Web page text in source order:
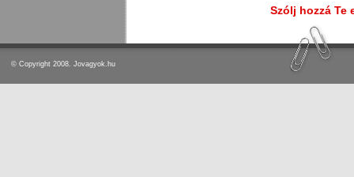
Szólj hozzá Te
© Copyright 2008. Jovagyok.hu